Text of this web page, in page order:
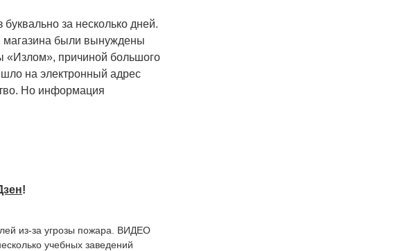
за несколько дней.
магазина были вынуждены
«Излом», причиной большого
на электронный адрес
Но информация
!
из-за угрозы пожара. ВИДЕО
учебных заведений